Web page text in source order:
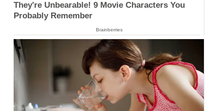
They're Unbearable! 9 Movie Characters You
Probably Remember
Brainberries